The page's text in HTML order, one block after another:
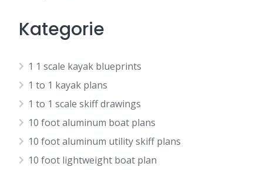
Kategorie
1 1 scale kayak blueprints
1 to 1 kayak plans
1 to 1 scale skiff drawings
10 foot aluminum boat plans
10 foot aluminum utility skiff plans
10 foot lightweight boat plan